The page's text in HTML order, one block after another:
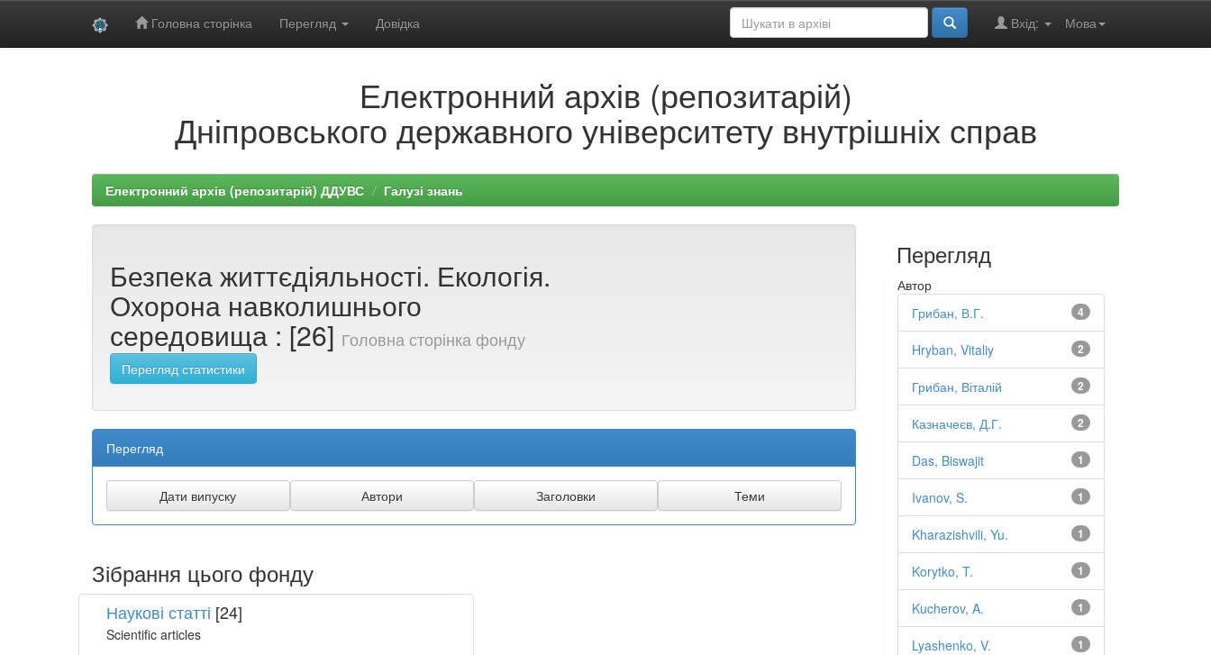
Головна сторінка Перегляд Довідка Мова
Вхід:
Електронний архів (репозитарій)
Дніпровського державного університету внутрішніх справ
Електронний архів (репозитарій) ДДУВС Галузі знань
Безпека життєдіяльності. Екологія.
Охорона навколишнього
середовища : [26] Головна сторінка фонду
Перегляд статистики
Перегляд
Зібрання цього фонду
Наукові статті [24]
Scientific articles
Перегляд
Автор
4
Грибан, В.Г.
2
Hryban, Vitaliy
2
Грибан, Віталій
2
Казначеєв, Д.Г.
1
Das, Biswajit
1
Ivanov, S.
1
Kharazishvili, Yu.
1
Korytko, T.
1
Kucherov, A.
1
Lyashenko, V.